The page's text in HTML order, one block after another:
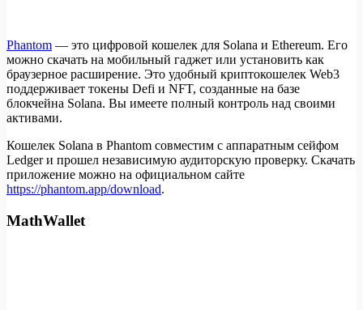
Phantom — это цифровой кошелек для Solana и Ethereum. Его
можно скачать на мобильный гаджет или установить как
браузерное расширение. Это удобный криптокошелек Web3
поддерживает токены Defi и NFT, созданные на базе
блокчейна Solana. Вы имеете полный контроль над своими
активами.
Кошелек Solana в Phantom совместим с аппаратным сейфом
Ledger и прошел независимую аудиторскую проверку. Скачать
приложение можно на официальном сайте
https://phantom.app/download.
MathWallet